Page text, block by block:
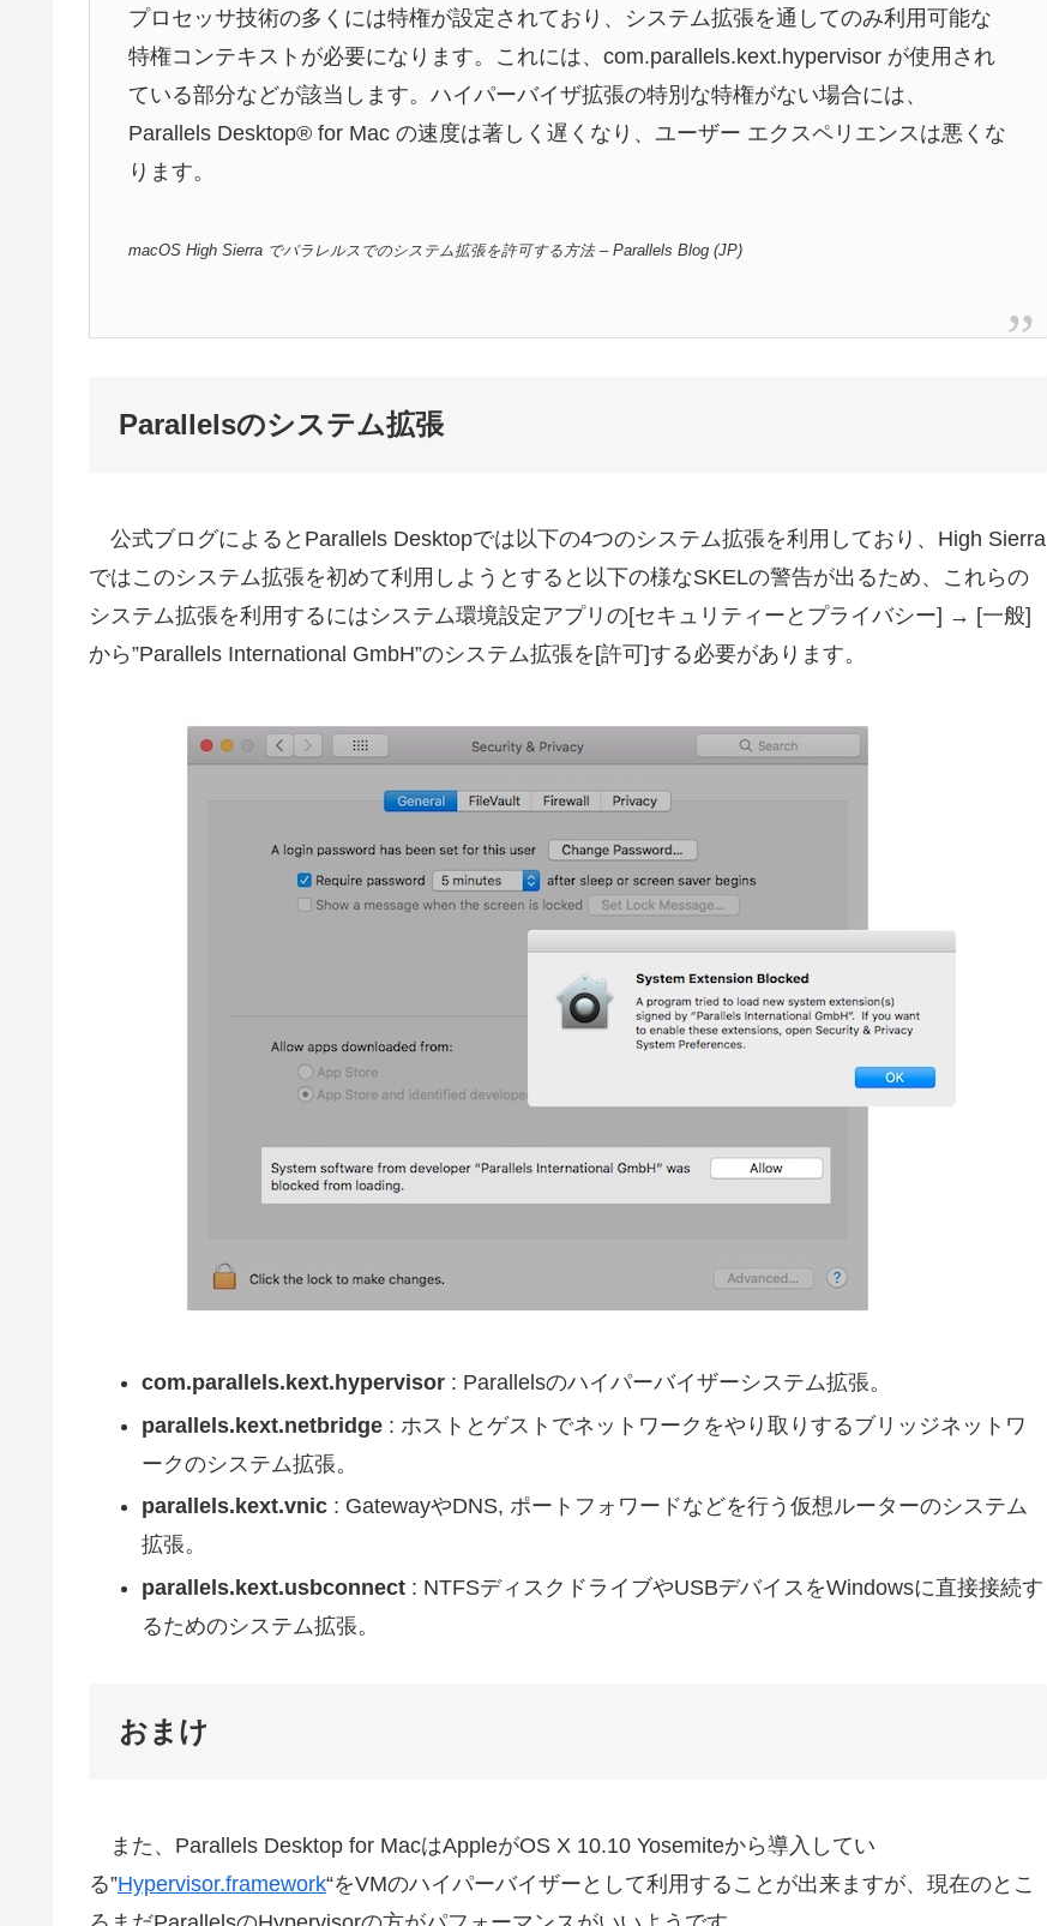
プロセッサ技術の多くには特権が設定されており、システム拡張を通してのみ利用可能な
特権コンテキストが必要になります。これには、com.parallels.kext.hypervisor が使用され
ている部分などが該当します。ハイパーバイザ拡張の特別な特権がない場合には、
Parallels Desktop® for Mac の速度は著しく遅くなり、ユーザー エクスペリエンスは悪くな
ります。
macOS High Sierra でパラレルスでのシステム拡張を許可する方法 – Parallels Blog (JP)
Parallelsのシステム拡張
公式ブログによるとParallels Desktopでは以下の4つのシステム拡張を利用しており、High Sierra
ではこのシステム拡張を初めて利用しようとすると以下の様なSKELの警告が出るため、これらの
システム拡張を利用するにはシステム環境設定アプリの[セキュリティーとプライバシー] → [一般]
から”Parallels International GmbH”のシステム拡張を[許可]する必要があります。
com.parallels.kext.hypervisor: Parallelsのハイパーバイザーシステム拡張。
parallels.kext.netbridge: ホストとゲストでネットワークをやり取りするブリッジネットワ
ークのシステム拡張。
parallels.kext.vnic: GatewayやDNS, ポートフォワードなどを行う仮想ルーターのシステム
拡張。
parallels.kext.usbconnect: NTFSディスクドライブやUSBデバイスをWindowsに直接接続す
るためのシステム拡張。
おまけ
また、Parallels Desktop for MacはAppleがOS X 10.10 Yosemiteから導入してい
る”Hypervisor.framework“をVMのハイパーバイザーとして利用することが出来ますが、現在のとこ